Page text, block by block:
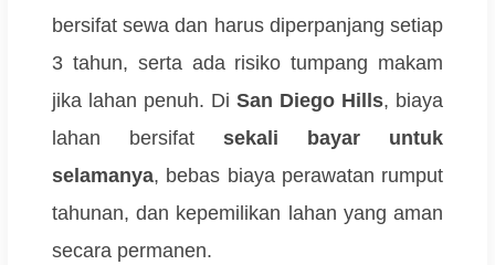
bersifat sewa dan harus diperpanjang setiap
3 tahun, serta ada risiko tumpang makam
jika lahan penuh. Di San Diego Hills, biaya
lahan bersifat sekali bayar untuk
selamanya, bebas biaya perawatan rumput
tahunan, dan kepemilikan lahan yang aman
secara permanen.